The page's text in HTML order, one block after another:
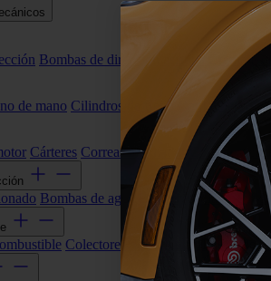
Bombas de dirección asistida
de mano Cilindros de freno Componentes
Cárteres Correas alternador Correas y
Bombas de agua Electroventiladores
Colectores de admisión Filtros de